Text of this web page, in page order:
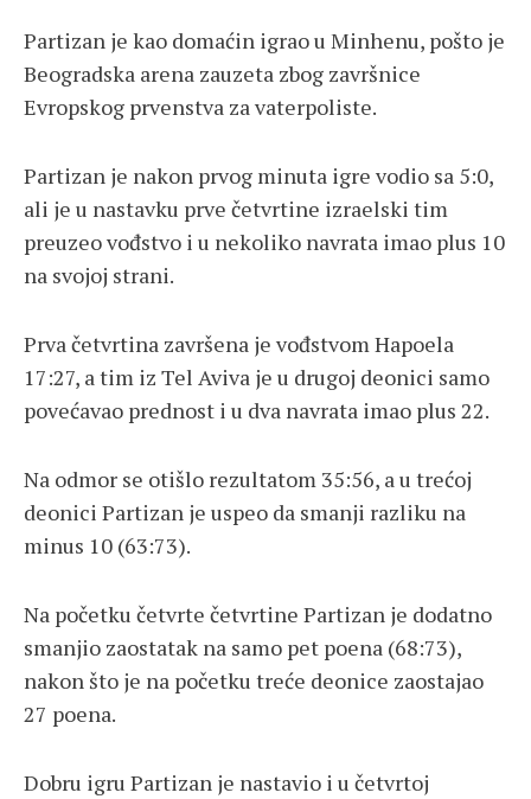
Partizan je kao domaćin igrao u Minhenu, pošto je
Beogradska arena zauzeta zbog završnice
Evropskog prvenstva za vaterpoliste.
Partizan je nakon prvog minuta igre vodio sa 5:0,
ali je u nastavku prve četvrtine izraelski tim
preuzeo vođstvo i u nekoliko navrata imao plus 10
na svojoj strani.
Prva četvrtina završena je vođstvom Hapoela
17:27, a tim iz Tel Aviva je u drugoj deonici samo
povećavao prednost i u dva navrata imao plus 22.
Na odmor se otišlo rezultatom 35:56, a u trećoj
deonici Partizan je uspeo da smanji razliku na
minus 10 (63:73).
Na početku četvrte četvrtine Partizan je dodatno
smanjio zaostatak na samo pet poena (68:73),
nakon što je na početku treće deonice zaostajao
27 poena.
Dobru igru Partizan je nastavio i u četvrtoj